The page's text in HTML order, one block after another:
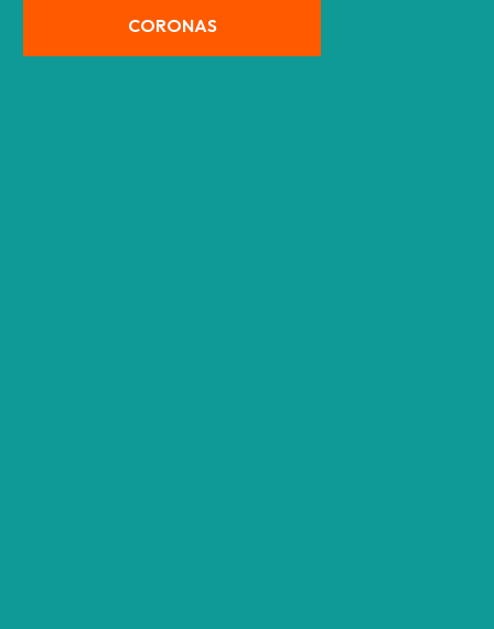
CORONAS